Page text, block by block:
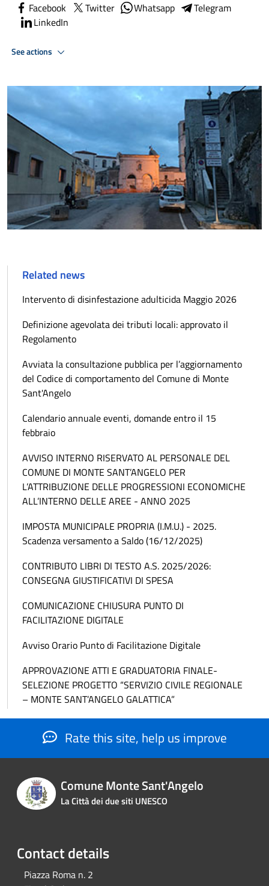
Facebook Twitter Whatsapp
Telegram
LinkedIn
See actions
Related news
Intervento di disinfestazione adulticida Maggio 2026
Definizione agevolata dei tributi locali: approvato il
Regolamento
Avviata la consultazione pubblica per l’aggiornamento
del Codice di comportamento del Comune di Monte
Sant'Angelo
Calendario annuale eventi, domande entro il 15
febbraio
AVVISO INTERNO RISERVATO AL PERSONALE DEL
COMUNE DI MONTE SANT’ANGELO PER
L’ATTRIBUZIONE DELLE PROGRESSIONI ECONOMICHE
ALL’INTERNO DELLE AREE - ANNO 2025
IMPOSTA MUNICIPALE PROPRIA (I.M.U.) - 2025.
Scadenza versamento a Saldo (16/12/2025)
CONTRIBUTO LIBRI DI TESTO A.S. 2025/2026:
CONSEGNA GIUSTIFICATIVI DI SPESA
COMUNICAZIONE CHIUSURA PUNTO DI
FACILITAZIONE DIGITALE
Avviso Orario Punto di Facilitazione Digitale
APPROVAZIONE ATTI E GRADUATORIA FINALE-
SELEZIONE PROGETTO “SERVIZIO CIVILE REGIONALE
– MONTE SANT’ANGELO GALATTICA”
Rate this site, help us improve
Comune Monte Sant'Angelo
La Città dei due siti UNESCO
Contact details
Piazza Roma n. 2